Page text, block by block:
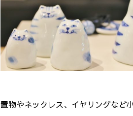
置物やネックレス、イヤリングなど